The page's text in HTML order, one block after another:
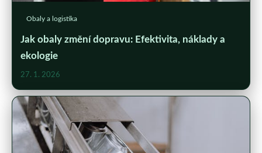
Obaly a logistika
Jak obaly změní dopravu: Efektivita, náklady a
ekologie
27. 1. 2026